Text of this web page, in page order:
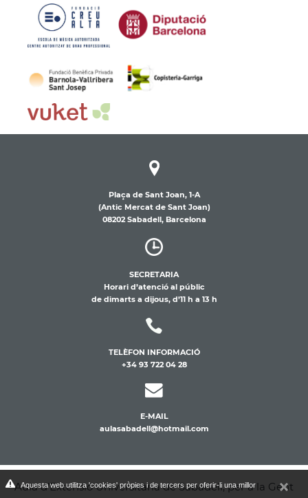
Aquesta web utilitza 'cookies' pròpies i de tercers per oferir-li una millor
Plaça de Sant Joan, 1-A
(Antic Mercat de Sant Joan)
08202 Sabadell, Barcelona
SECRETARIA
Horari d’atenció al públic
de dimarts a dijous, d’11 h a 13 h
TELÈFON INFORMACIÓ
+34 93 722 04 28
E-MAIL
aulasabadell@hotmail.com
Aula d’Extensió Universitària de Sabadell, per a la Gent